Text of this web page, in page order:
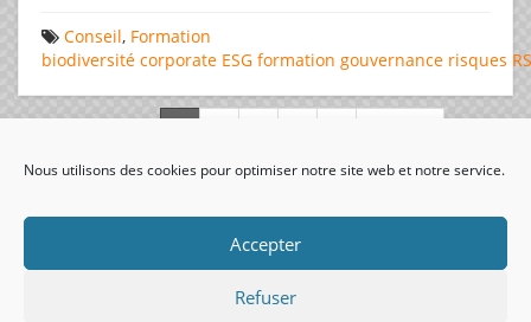
Nous utilisons des cookies pour optimiser notre site web et notre service.
Accepter
Refuser
Conseil, Formation
biodiversité corporate ESG formation gouvernance risques
visiteurs uniques: